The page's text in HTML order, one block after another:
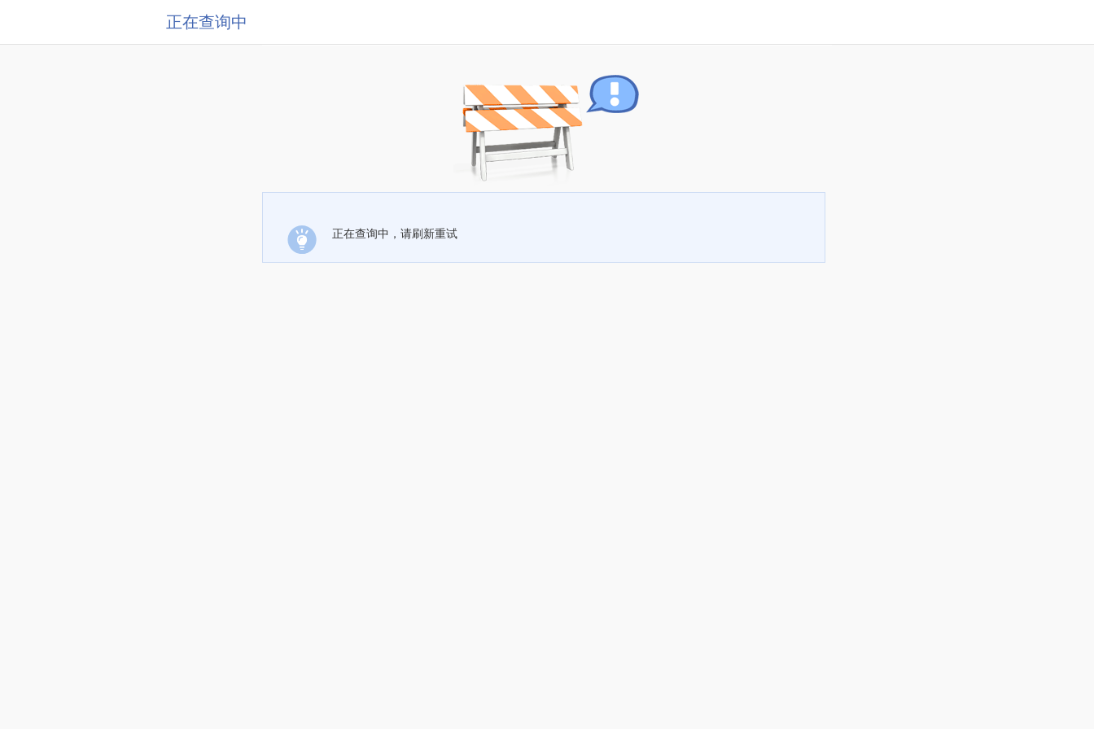
正在查询中
正在查询中，请刷新重试